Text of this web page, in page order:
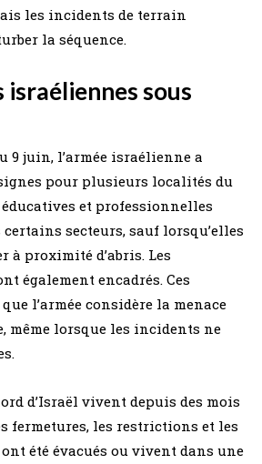
les incidents de terrain
la séquence.
israéliennes sous
9 juin, l’armée israélienne a
pour plusieurs localités du
et professionnelles
secteurs, sauf lorsqu’elles
à proximité d’abris. Les
également encadrés. Ces
l’armée considère la menace
même lorsque les incidents ne
d’Israël vivent depuis des mois
fermetures, les restrictions et les
été évacués ou vivent dans une